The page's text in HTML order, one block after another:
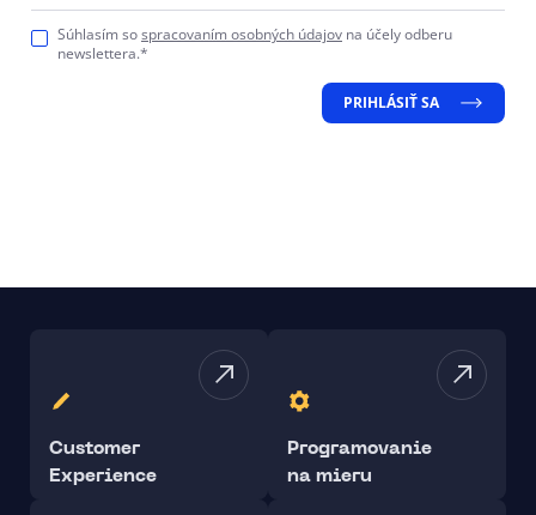
Súhlasím sospracovaním osobných údajov na účely odberu
newslettera.*
PRIHLÁSIŤ SA
Customer
Experience
Programovanie
na mieru